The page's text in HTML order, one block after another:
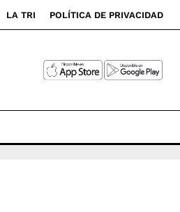
LA TRI POLÍTICA DE PRIVACIDAD